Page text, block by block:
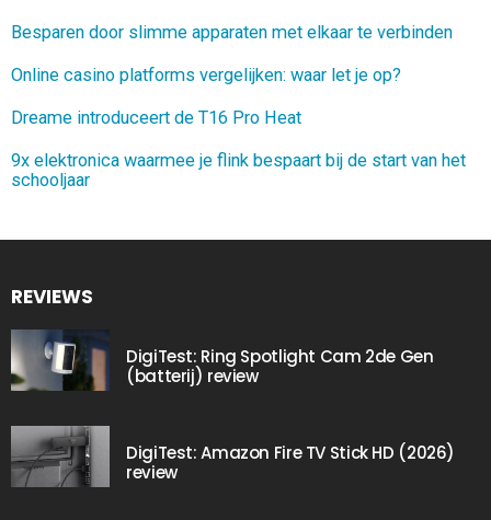
Besparen door slimme apparaten met elkaar te verbinden
Online casino platforms vergelijken: waar let je op?
Dreame introduceert de T16 Pro Heat
9x elektronica waarmee je flink bespaart bij de start van het
schooljaar
REVIEWS
DigiTest: Ring Spotlight Cam 2de Gen
(batterij) review
DigiTest: Amazon Fire TV Stick HD (2026)
review